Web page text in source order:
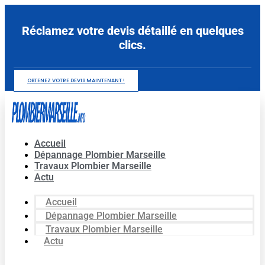
contenuRéclamez votre devis détaillé en quelques
clics.
OBTENEZ VOTRE DEVIS MAINTENANT !
Accueil
Dépannage Plombier Marseille
Travaux Plombier Marseille
Actu
Accueil
Dépannage Plombier Marseille
Travaux Plombier Marseille
Actu